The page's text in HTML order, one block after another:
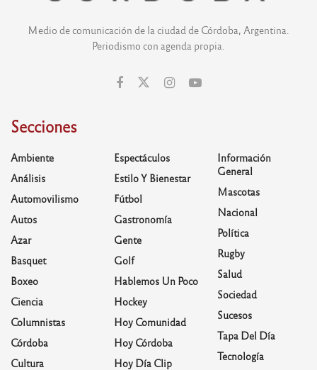
Medio de comunicación de la ciudad de Córdoba, Argentina.
Periodismo con agenda propia.
Secciones
Ambiente
Análisis
Automovilismo
Autos
Azar
Basquet
Boxeo
Ciencia
Columnistas
Córdoba
Cultura
Espectáculos
Estilo Y Bienestar
Fútbol
Gastronomía
Gente
Golf
Hablemos Un Poco
Hockey
Hoy Comunidad
Hoy Córdoba
Hoy Día Clip
Información
General
Mascotas
Nacional
Política
Rugby
Salud
Sociedad
Sucesos
Tapa Del Día
Tecnología